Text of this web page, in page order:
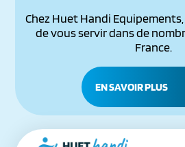
Chez Huet Handi
de vous servir dans de
France.
EN SAVOIR PLUS